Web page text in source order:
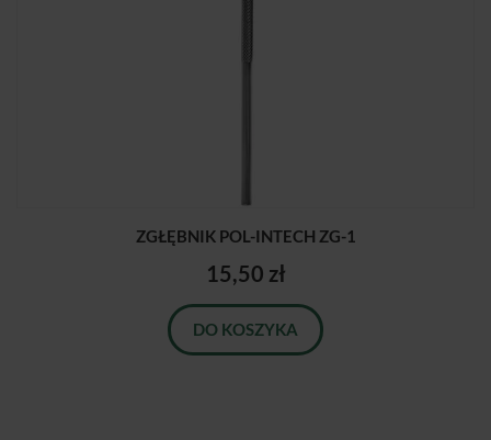
ZGŁĘBNIK POL-INTECH ZG-1
15,50 zł
DO KOSZYKA